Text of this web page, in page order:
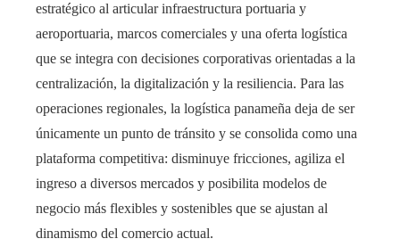
estratégico al articular infraestructura portuaria y
aeroportuaria, marcos comerciales y una oferta logística
que se integra con decisiones corporativas orientadas a la
centralización, la digitalización y la resiliencia. Para las
operaciones regionales, la logística panameña deja de ser
únicamente un punto de tránsito y se consolida como una
plataforma competitiva: disminuye fricciones, agiliza el
ingreso a diversos mercados y posibilita modelos de
negocio más flexibles y sostenibles que se ajustan al
dinamismo del comercio actual.